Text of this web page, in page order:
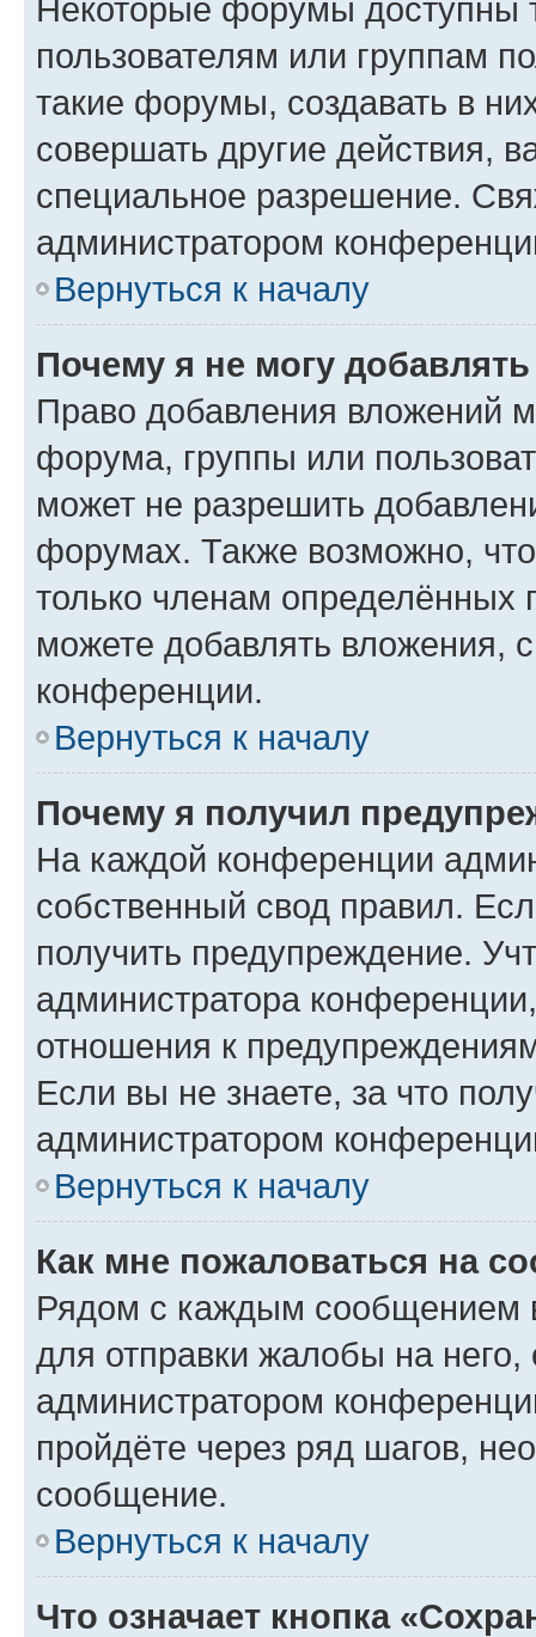
Некоторые форумы доступны
пользователям или группам
такие форумы, создавать в
совершать другие действия,
специальное разрешение.
администратором
Вернуться к началу
Почему я не могу
Право добавления вложений
форума, группы или
может не разрешить
форумах. Также возможно,
только членам определённых
можете добавлять вложения,
конференции.
Вернуться к началу
Почему я получил
На каждой конференции
собственный свод правил.
получить предупреждение.
администратора
отношения к
Если вы не знаете, за что
администратором
Вернуться к началу
Как мне пожаловаться на
Рядом с каждым сообщением
для отправки жалобы на
администратором
пройдёте через ряд шагов,
сообщение.
Вернуться к началу
Что означает кнопка